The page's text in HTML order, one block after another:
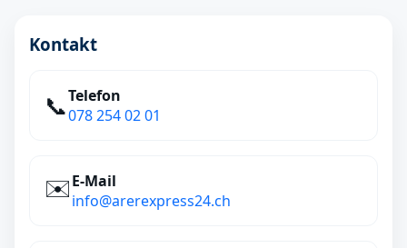
Kontakt
📞Telefon
078 254 02 01
✉️E‑Mail
info@arerexpress24.ch